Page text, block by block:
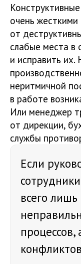
очень
от
слабые места в
и исправить
неритмичной
в работе
Или менеджер
от дирекции,
службы
Если
всего